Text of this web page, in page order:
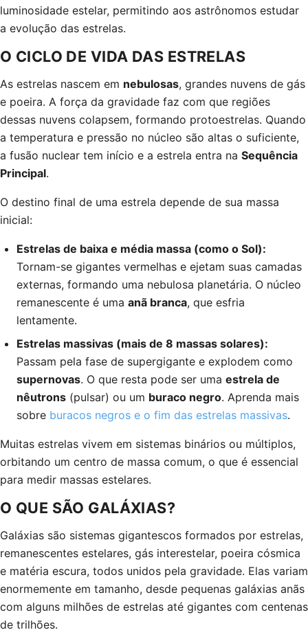
luminosidade estelar, permitindo aos astrônomos estudar
a evolução das estrelas.
O CICLO DE VIDA DAS ESTRELAS
As estrelas nascem em nebulosas, grandes nuvens de gás
e poeira. A força da gravidade faz com que regiões
dessas nuvens colapsem, formando protoestrelas. Quando
a temperatura e pressão no núcleo são altas o suficiente,
a fusão nuclear tem início e a estrela entra na Sequência
Principal.
O destino final de uma estrela depende de sua massa
inicial:
Estrelas de baixa e média massa (como o Sol):
Tornam-se gigantes vermelhas e ejetam suas camadas
externas, formando uma nebulosa planetária. O núcleo
remanescente é uma anã branca, que esfria
lentamente.
Estrelas massivas (mais de 8 massas solares):
Passam pela fase de supergigante e explodem como
supernovas. O que resta pode ser uma estrela de
nêutrons (pulsar) ou um buraco negro. Aprenda mais
sobre buracos negros e o fim das estrelas massivas.
Muitas estrelas vivem em sistemas binários ou múltiplos,
orbitando um centro de massa comum, o que é essencial
para medir massas estelares.
O QUE SÃO GALÁXIAS?
Galáxias são sistemas gigantescos formados por estrelas,
remanescentes estelares, gás interestelar, poeira cósmica
e matéria escura, todos unidos pela gravidade. Elas variam
enormemente em tamanho, desde pequenas galáxias anãs
com alguns milhões de estrelas até gigantes com centenas
de trilhões.